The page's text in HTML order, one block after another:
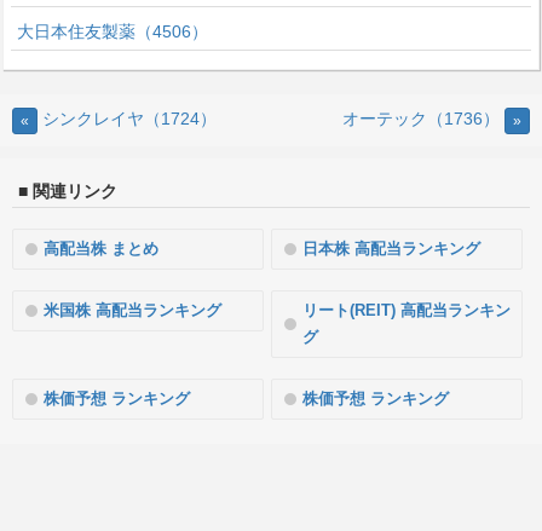
大日本住友製薬（4506）
« シンクレイヤ（1724） オーテック（1736） »
■ 関連リンク
高配当株 まとめ 日本株 高配当ランキング
米国株 高配当ランキング
リート(REIT) 高配当ランキン
グ
株価予想 ランキング 株価予想 ランキング